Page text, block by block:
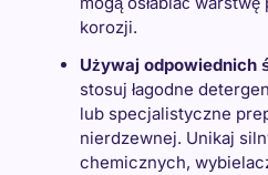
korozji.
Używaj odpowiednich
stosuj łagodne
lub specjalistyczne
nierdzewnej. Unikaj
chemicznych,